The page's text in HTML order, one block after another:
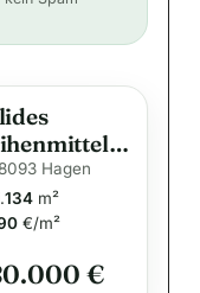
in Hagen
Hagen
134 m²
€/m²
€